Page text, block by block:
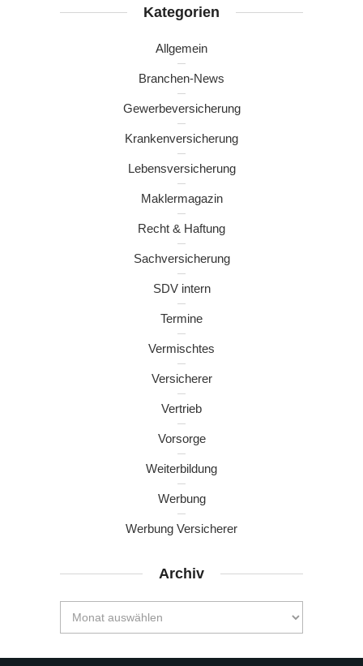
Kategorien
Allgemein
Branchen-News
Gewerbeversicherung
Krankenversicherung
Lebensversicherung
Maklermagazin
Recht & Haftung
Sachversicherung
SDV intern
Termine
Vermischtes
Versicherer
Vertrieb
Vorsorge
Weiterbildung
Werbung
Werbung Versicherer
Archiv